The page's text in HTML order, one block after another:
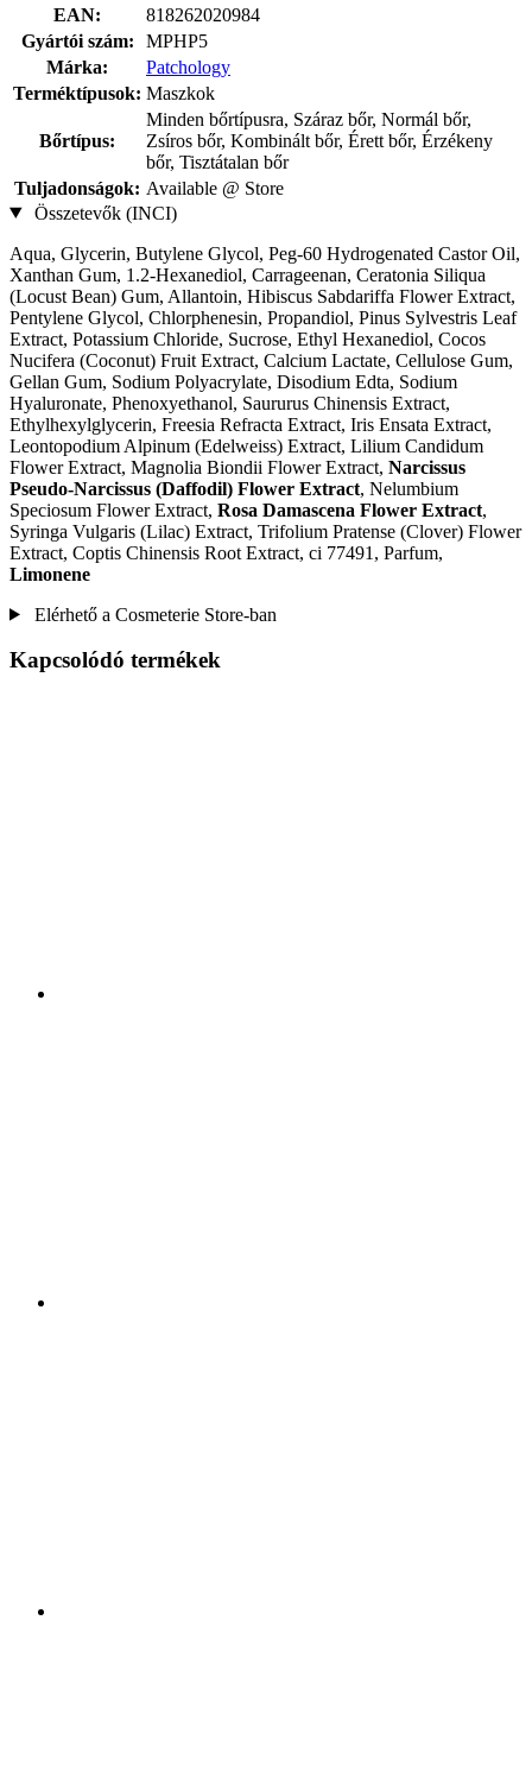
EAN:
818262020984
Gyártói szám:
MPHP5
Márka:
Patchology
Terméktípusok: Maszkok
Bőrtípus:
Minden bőrtípusra, Száraz bőr, Normál bőr,
Zsíros bőr, Kombinált bőr, Érett bőr, Érzékeny
bőr, Tisztátalan bőr
Tuljadonságok: Available @ Store
Összetevők (INCI)
Aqua, Glycerin, Butylene Glycol, Peg-60 Hydrogenated Castor Oil,
Xanthan Gum, 1.2-Hexanediol, Carrageenan, Ceratonia Siliqua
(Locust Bean) Gum, Allantoin, Hibiscus Sabdariffa Flower Extract,
Pentylene Glycol, Chlorphenesin, Propandiol, Pinus Sylvestris Leaf
Extract, Potassium Chloride, Sucrose, Ethyl Hexanediol, Cocos
Nucifera (Coconut) Fruit Extract, Calcium Lactate, Cellulose Gum,
Gellan Gum, Sodium Polyacrylate, Disodium Edta, Sodium
Hyaluronate, Phenoxyethanol, Saururus Chinensis Extract,
Ethylhexylglycerin, Freesia Refracta Extract, Iris Ensata Extract,
Leontopodium Alpinum (Edelweiss) Extract, Lilium Candidum
Flower Extract, Magnolia Biondii Flower Extract, Narcissus
Pseudo-Narcissus (Daffodil) Flower Extract, Nelumbium
Speciosum Flower Extract, Rosa Damascena Flower Extract,
Syringa Vulgaris (Lilac) Extract, Trifolium Pratense (Clover) Flower
Extract, Coptis Chinensis Root Extract, ci 77491, Parfum,
Limonene
Elérhető a Cosmeterie Store-ban
Kapcsolódó termékek